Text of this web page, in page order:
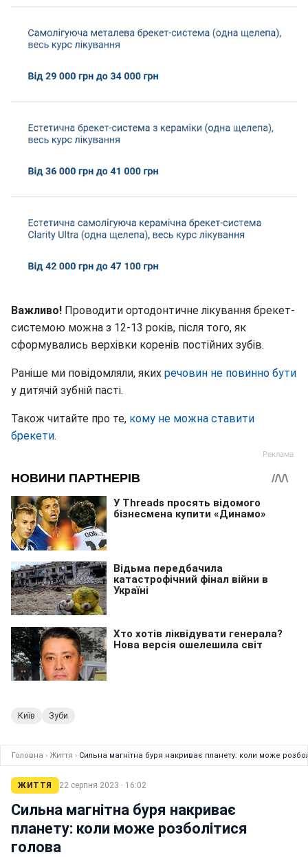
Важливо! Проводити ортодонтичне лікування брекет-
системою можна з 12-13 років, після того, як
сформувались верхівки коренів постійних зубів.
Раніше ми повідомляли, яких речовин не повинно бути
у дитячій зубній пасті.
Також читайте про те, кому не можна ставити
брекети.
Київ Зуби
Головна › Життя › Сильна магнітна буря накриває планету: коли може
ЖИТТЯ 22 серпня 2023 · 16:02
Сильна магнітна буря накриває
планету: коли може розболітися
голова